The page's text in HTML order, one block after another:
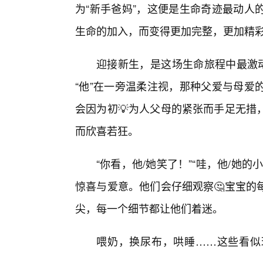
为“新手爸妈”，这便是生命奇迹最动
生命的加入，而变得更加完整，更加精
迎接新生，是这场生命旅程中最激
“他”在一旁温柔注视，那种父爱与母
会因为初💡为人父母的紧张而手足无
而欣喜若狂。
“你看，他/她笑了！”“哇，他/她的
惊喜与爱意。他们会仔细观察🤔宝宝
尖，每一个细节都让他们着迷。
喂奶，换尿布，哄睡……这些看似